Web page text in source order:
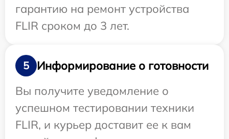
гарантию на ремонт устройства
FLIR сроком до 3 лет.
5
Информирование о готовности
Вы получите уведомление о
успешном тестировании техники
FLIR, и курьер доставит ее к вам